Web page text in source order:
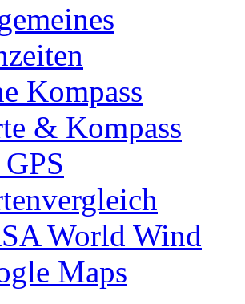
Kompass
& Kompass
World Wind
Maps